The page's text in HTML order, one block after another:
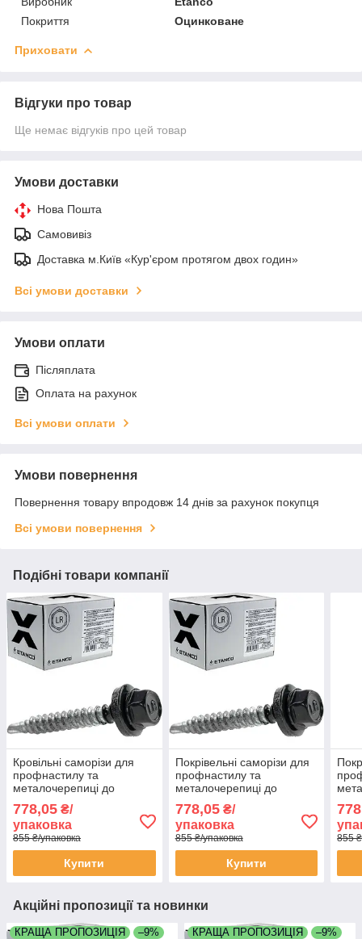
Покриття
Оцинковане
Приховати
Відгуки про товар
Ще немає відгуків про цей товар
Умови доставки
Нова Пошта
Самовивіз
Доставка м.Київ «Кур'єром протягом двох годин»
Всі умови доставки
Умови оплати
Післяплата
Оплата на рахунок
Всі умови оплати
Умови повернення
Повернення товару впродовж 14 днів за рахунок покупця
Всі умови повернення
Подібні товари компанії
Кровільні саморізи для
профнастилу та
металочерепиці до
Польща RAL 7024
778,05 ₴/
упаковка
855 ₴/упаковка
Купити
Покрівельні саморізи для
профнастилу та
металочерепиці до
Польща RAL 3011
778,05₴/
упаковка
855 ₴/упаковка
Купити
855
Акційні пропозиції та новинки
КРАЩА ПРОПОЗИЦІЯ –9% КРАЩА ПРОПОЗИЦІЯ –9%